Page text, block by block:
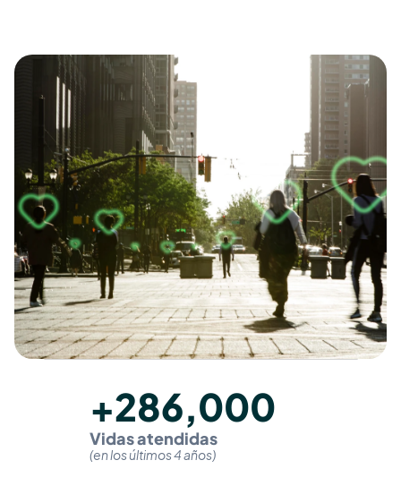
+286,000
Vidas atendidas
(en los últimos 4 años)